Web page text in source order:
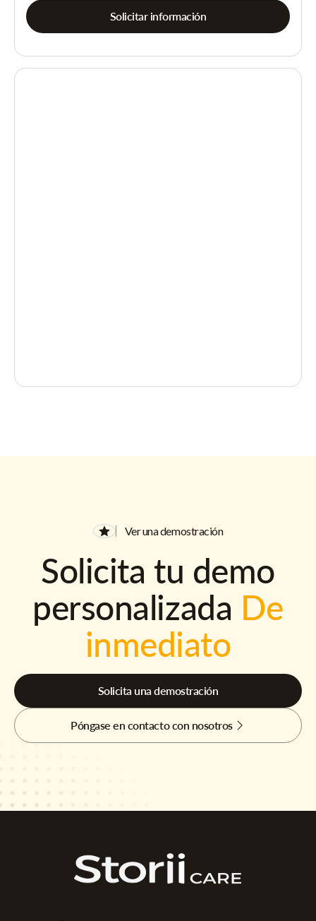
Solicitar información
Ver una demostración
Solicita tu demo
personalizada De
inmediato
Solicita una demostración
Póngase en contacto con nosotros